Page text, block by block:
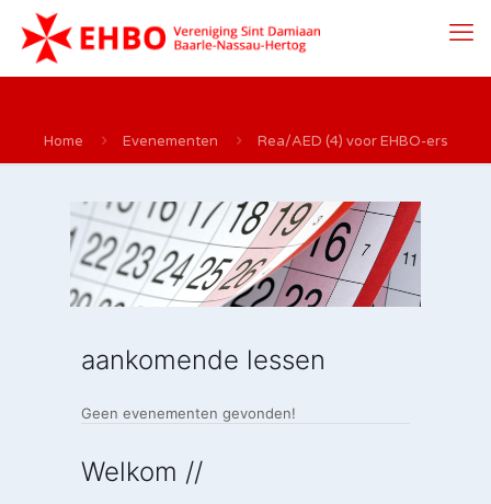
Home Evenementen Rea/AED (4) voor EHBO-ers
aankomende lessen
Geen evenementen gevonden!
Welkom //